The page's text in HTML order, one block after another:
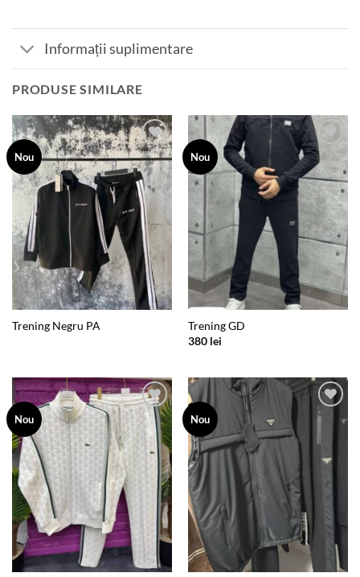
Informații suplimentare
PRODUSE SIMILARE
Nou
Add to
wishlist
Trening Negru PA
Nou
Add to
wishlist
Trening GD
380 lei
Nou
Add to
wishlist
Nou
Add to